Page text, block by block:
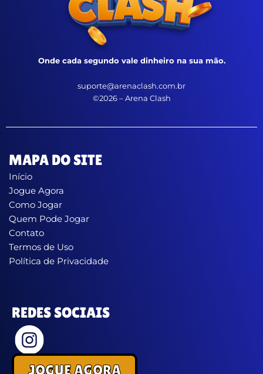
Onde cada segundo vale dinheiro na sua mão.
suporte@arenaclash.com.br
©2026 – Arena Clash
MAPA DO SITE
Início
Jogue Agora
Como Jogar
Quem Pode Jogar
Contato
Termos de Uso
Política de Privacidade
REDES SOCIAIS
JOGUE AGORA